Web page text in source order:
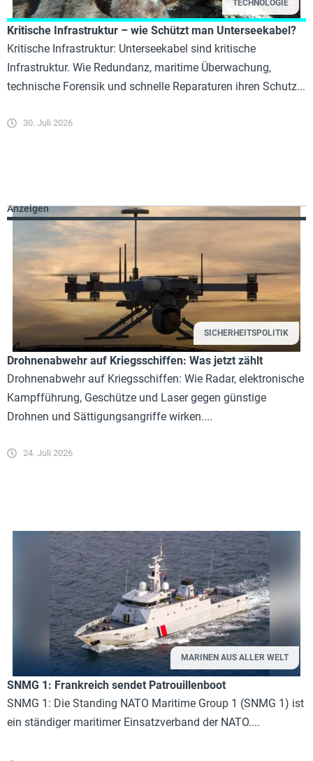
TECHNOLOGIE
Kritische Infrastruktur – wie Schützt man Unterseekabel?
Kritische Infrastruktur: Unterseekabel sind kritische
Infrastruktur. Wie Redundanz, maritime Überwachung,
technische Forensik und schnelle Reparaturen ihren Schutz...
30. Juli 2026
SICHERHEITSPOLITIK
Drohnenabwehr auf Kriegsschiffen: Was jetzt zählt
Drohnenabwehr auf Kriegsschiffen: Wie Radar, elektronische
Kampfführung, Geschütze und Laser gegen günstige
Drohnen und Sättigungsangriffe wirken....
24. Juli 2026
MARINEN AUS ALLER WELT
SNMG 1: Frankreich sendet Patrouillenboot
SNMG 1: Die Standing NATO Maritime Group 1 (SNMG 1) ist
ein ständiger maritimer Einsatzverband der NATO....
Anzeigen